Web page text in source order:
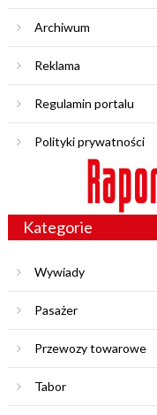
Archiwum
Reklama
Regulamin portalu
Polityki prywatności
Kategorie
Wywiady
Pasażer
Przewozy towarowe
Tabor